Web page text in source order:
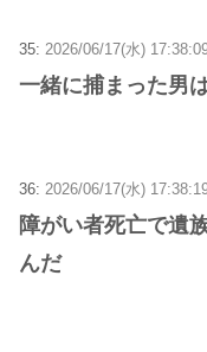
35: 2026/06/17(水)
一緒に捕まった男
36: 2026/06/17(水)
障がい者死亡で遺
んだ